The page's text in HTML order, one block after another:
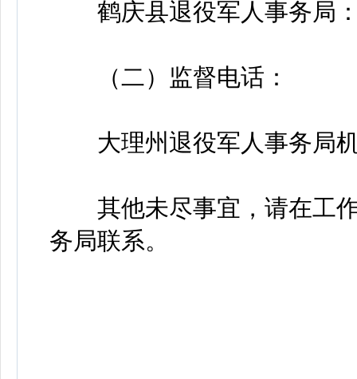
鹤庆县退役军人事务局
（二）监督电话：
大理州退役军人事务局
其他未尽事宜，请在工作
务局联系。